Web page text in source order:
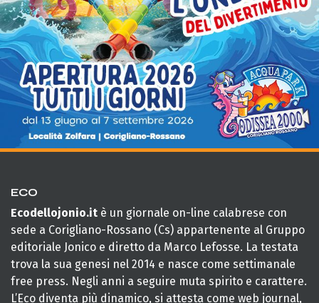
ECO
Ecodellojonio.it è un giornale on-line calabrese con
sede a Corigliano-Rossano (Cs) appartenente al Gruppo
editoriale Jonico e diretto da Marco Lefosse. La testata
trova la sua genesi nel 2014 e nasce come settimanale
free press. Negli anni a seguire muta spirito e carattere.
L’Eco diventa più dinamico, si attesta come web journal,